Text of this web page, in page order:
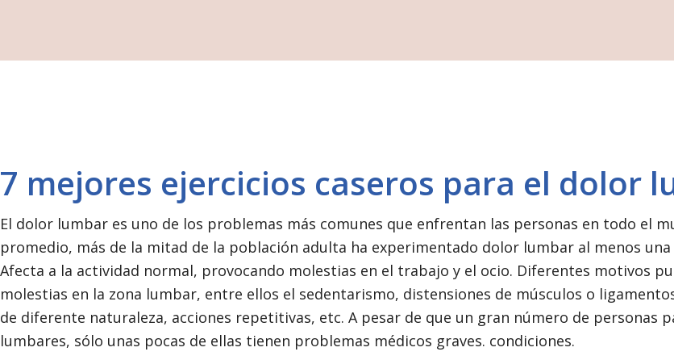
7 mejores ejercicios caseros para el dolor
El dolor lumbar es uno de los problemas más comunes que enfrentan las personas en todo el
promedio, más de la mitad de la población adulta ha experimentado dolor lumbar al menos una
Afecta a la actividad normal, provocando molestias en el trabajo y el ocio. Diferentes motivos
molestias en la zona lumbar, entre ellos el sedentarismo, distensiones de músculos o
de diferente naturaleza, acciones repetitivas, etc. A pesar de que un gran número de personas
lumbares, sólo unas pocas de ellas tienen problemas médicos graves. condiciones.